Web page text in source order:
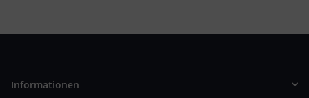
Informationen